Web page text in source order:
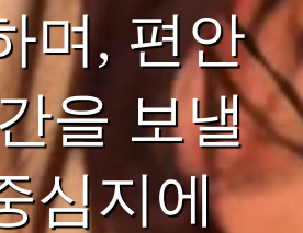
며, 편안
을 보낼
심지에